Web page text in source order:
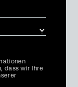
dass wir Ihre